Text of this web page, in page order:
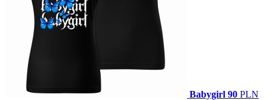
Babygirl 90 PLN